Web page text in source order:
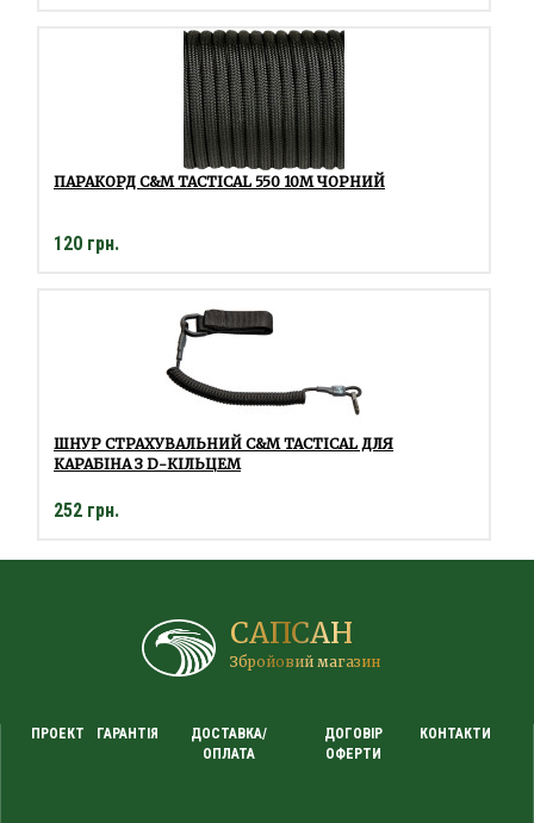
ПАРАКОРД C&M TACTICAL 550 10М ЧОРНИЙ
120 грн.
ШНУР СТРАХУВАЛЬНИЙ C&M TACTICAL ДЛЯ
КАРАБІНА З D-КІЛЬЦЕМ
252 грн.
САПСАН
Збройовий магазин
ПРОЕКТ ГАРАНТІЯ
ДОСТАВКА/
ОПЛАТА
ДОГОВІР
ОФЕРТИ
КОНТАКТИ